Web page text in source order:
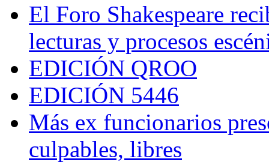
El Foro Shakespeare
lecturas y procesos
EDICIÓN QROO
EDICIÓN 5446
Más ex funcionarios
culpables, libres